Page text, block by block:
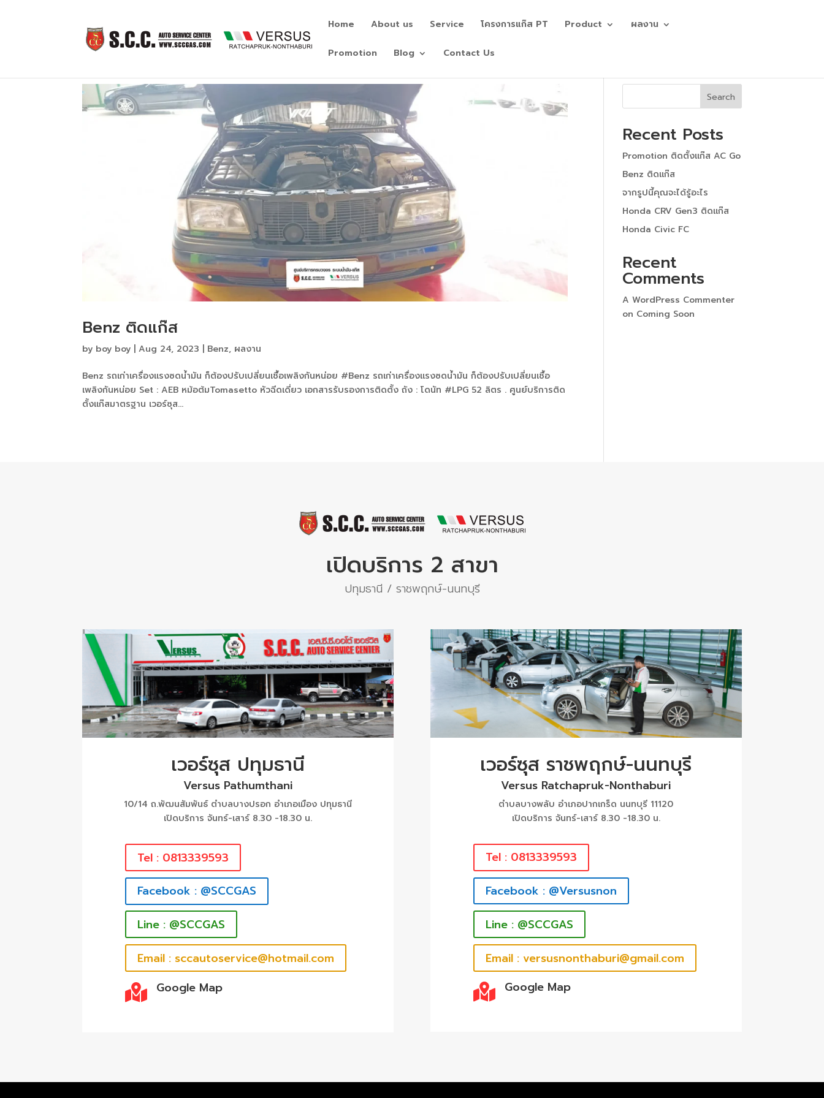
Home About us Service โครงการแก๊ส PT Product ผลงาน
Promotion Blog Contact Us
Benz ติดแก๊ส
by boy boy |Aug 24, 2023 | Benz, ผลงาน
Benz รถเก่าเครื่องแรงซดน้ำมัน ก็ต้องปรับเปลี่ยนเชื้อเพลิงกันหน่อย #Benz รถเก่าเครื่องแรงซดน้ำมัน ก็ต้องปรับเปลี่ยนเชื้อ
เพลิงกันหน่อย Set : AEB หม้อต้มTomasetto หัวฉีดเดี่ยว เอกสารรับรองการติดตั้ง ถัง : โดนัท #LPG 52 ลิตร . ศูนย์บริการติด
ตั้งแก๊สมาตรฐาน เวอร์ซุส...
Search
Recent Posts
Promotion ติดตั้งแก๊ส AC Go
Benz ติดแก๊ส
จากรูปนี้คุณจะได้รู้อะไร
Honda CRV Gen3 ติดแก๊ส
Honda Civic FC
Recent
Comments
A WordPress Commenter
on Coming Soon
เปิดบริการ 2 สาขา
ปทุมธานี / ราชพฤกษ์-นนทบุรี
เวอร์ซุส ปทุมธานี
Versus Pathumthani
10/14 ถ.พัฒนสัมพันธ์ ตำบลบางปรอก อำเภอเมือง ปทุมธานี
เปิดบริการ จันทร์-เสาร์ 8.30 -18.30 น.
Tel : 0813339593
Facebook : @SCCGAS
Line : @SCCGAS
Email : sccautoservice@hotmail.com
 Google Map
เวอร์ซุส ราชพฤกษ์-นนทบุรี
Versus Ratchapruk-Nonthaburi
ตำบลบางพลับ อำเภอปากเกร็ด นนทบุรี 11120
เปิดบริการ จันทร์-เสาร์ 8.30 -18.30 น.
Tel : 0813339593
Facebook : @Versusnon
Line : @SCCGAS
Email : versusnonthaburi@gmail.com
 Google Map